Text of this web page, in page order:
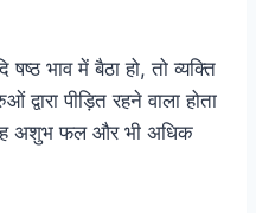
भाव में बैठा हो, तो व्यक्ति
पीड़ित रहने वाला होता
अशुभ फल और भी अधिक